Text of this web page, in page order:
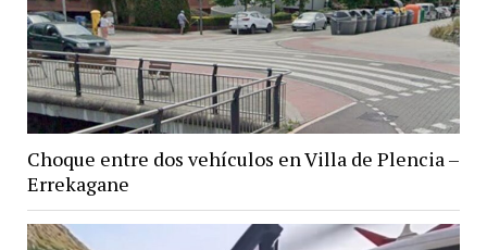
Choque entre dos vehículos en Villa de Plencia –
Errekagane